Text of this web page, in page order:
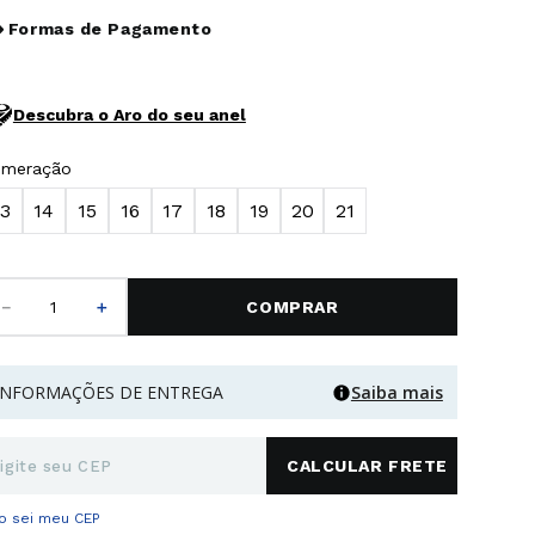
Formas de Pagamento
Descubra o Aro do seu anel
14 15 16 17 18 19 20 21
＋ COMPRAR
DE ENTREGA Saiba mais
sei meu CEP